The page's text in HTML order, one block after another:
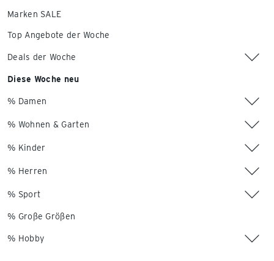
Marken SALE
Top Angebote der Woche
Deals der Woche
Diese Woche neu
% Damen
% Wohnen & Garten
% Kinder
% Herren
% Sport
% Große Größen
% Hobby